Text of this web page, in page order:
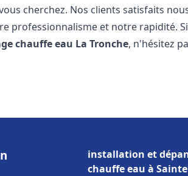
cherchez. Nos clients satisfaits
professionnalisme et notre rapidité.
chauffe eau La Tronche, n'hésitez
installation et
chauffe eau à